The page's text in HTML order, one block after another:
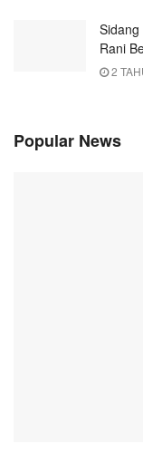
Sidang
Rani
2
Popular News